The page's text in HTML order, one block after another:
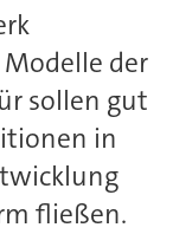
der
sollen gut
in
fließen.